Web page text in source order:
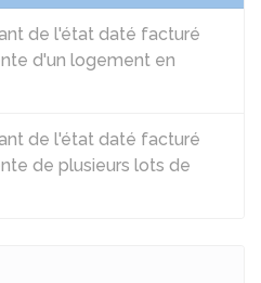
de l'état daté facturé
d'un logement en
de l'état daté facturé
de plusieurs lots de